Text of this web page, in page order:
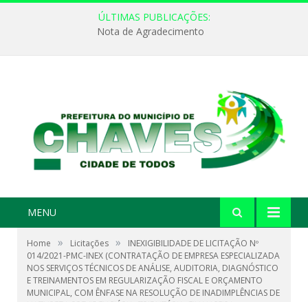
ÚLTIMAS PUBLICAÇÕES:
Nota de Agradecimento
MENU
Home » Licitações »
INEXIGIBILIDADE DE LICITAÇÃO Nº
014/2021-PMC-INEX (CONTRATAÇÃO DE EMPRESA ESPECIALIZADA
NOS SERVIÇOS TÉCNICOS DE ANÁLISE, AUDITORIA, DIAGNÓSTICO
E TREINAMENTOS EM REGULARIZAÇÃO FISCAL E ORÇAMENTO
MUNICIPAL, COM ÊNFASE NA RESOLUÇÃO DE INADIMPLÊNCIAS DE